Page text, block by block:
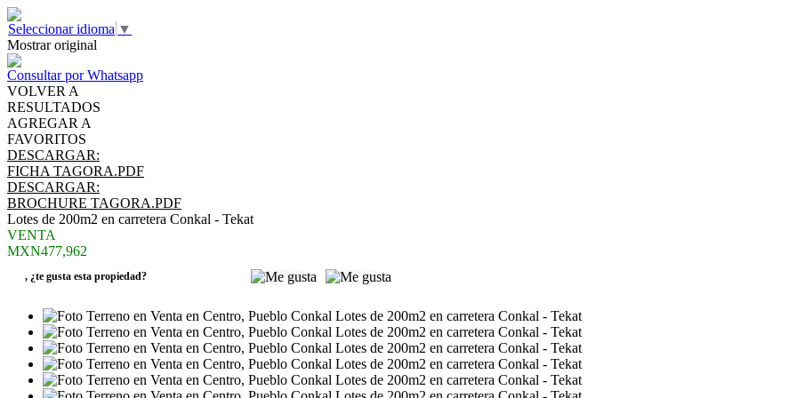
Seleccionar idioma ▼
Mostrar original
Consultar por Whatsapp
VOLVER A
RESULTADOS
AGREGAR A
FAVORITOS
DESCARGAR:
FICHA TAGORA.PDF
DESCARGAR:
BROCHURE TAGORA.PDF
Lotes de 200m2 en carretera Conkal - Tekat
VENTA
MXN477,962
, ¿te gusta esta propiedad?